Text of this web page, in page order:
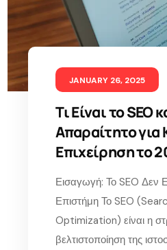
JANUARY 26, 2025
Τι Είναι το SEO
Απαραίτητο για
Επιχείρηση το
Εισαγωγή: Το SEO Δεν
Επιστήμη Το SEO
Optimization) είναι η
βελτιστοποίηση της